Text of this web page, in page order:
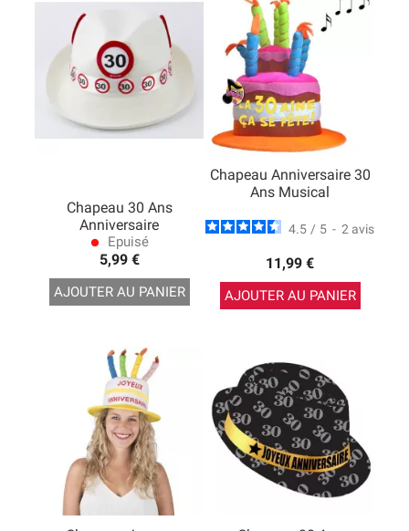
Chapeau 30 Ans
Anniversaire
lens Epuisé
5,99 €
AJOUTER AU PANIER
Chapeau Anniversaire 30
Ans Musical
4.5 / 5 - 2 avis
11,99 €
AJOUTER AU PANIER